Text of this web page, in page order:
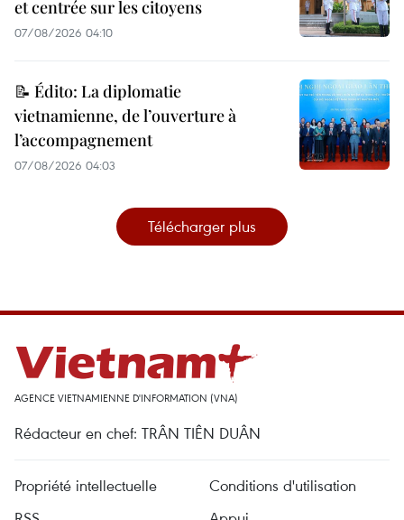
et centrée sur les citoyens
07/08/2026 04:10
📝 Édito: La diplomatie
vietnamienne, de l’ouverture à
l’accompagnement
07/08/2026 04:03
Télécharger plus
AGENCE VIETNAMIENNE D'INFORMATION (VNA)
Rédacteur en chef: TRÂN TIÊN DUÂN
Propriété intellectuelle
Conditions d'utilisation